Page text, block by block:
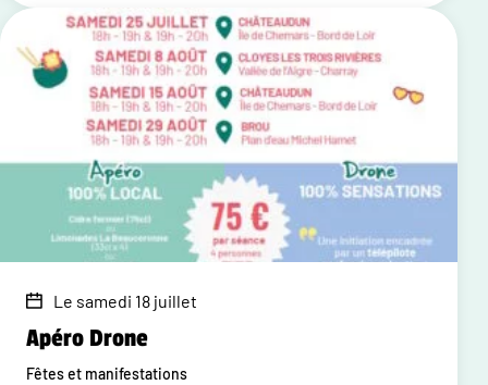
Le samedi 18 juillet
Apéro Drone
Fêtes et manifestations